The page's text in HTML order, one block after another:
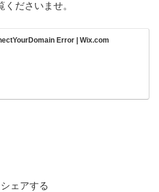
ださいませ。
Error | Wix.com
シェアする